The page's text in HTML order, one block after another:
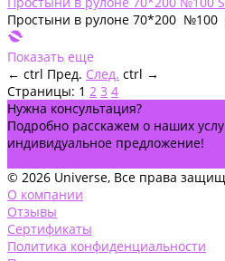
Простыни в рулоне 70*200 №100
Показать еще
← ctrl Пред. След. ctrl →
Страницы: 1 2 3 4
Нужна консультация?
Подробно расскажем о наших
индивидуальное предложение!
© 2026 Universe, Все права
О компании
Отзывы
Сертификаты
Политика конфиденциальности